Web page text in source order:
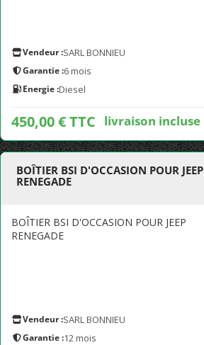
Vendeur :SARL BONNIEU
Garantie :6 mois
Energie :Diesel
450,00 € TTC livraison incluse
BOÎTIER BSI D'OCCASION POUR JEEP
RENEGADE
BOÎTIER BSI D'OCCASION POUR JEEP
RENEGADE
Vendeur :SARL BONNIEU
Garantie :12 mois